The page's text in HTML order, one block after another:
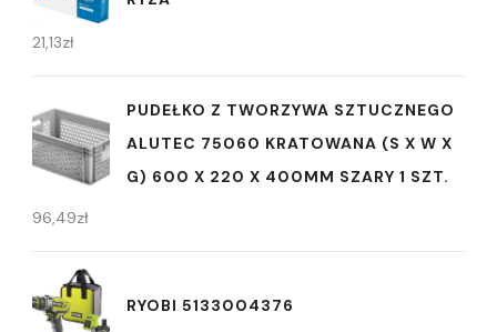
21,13zł
PUDEŁKO Z TWORZYWA SZTUCZNEGO
ALUTEC 75060 KRATOWANA (S X W X
G) 600 X 220 X 400MM SZARY 1 SZT.
96,49zł
RYOBI 5133004376